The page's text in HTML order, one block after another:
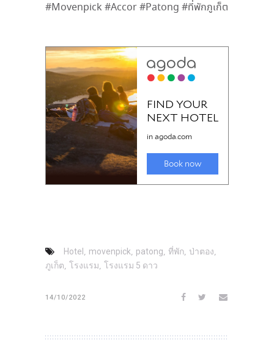
#Movenpick #Accor #Patong #ที่พักภูเก็ต
Hotel , movenpick, patong, ที่พัก, ป่าตอง,
ภูเก็ต, โรงแรม, โรงแรม 5 ดาว
14/10/2022